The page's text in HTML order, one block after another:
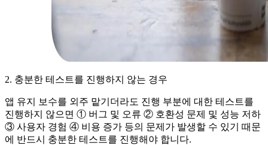
2. 충분한 테스트를 진행하지 않는 경우
앱 유지 보수를 외주 맡기더라도 진행 부분에 대한 테스트를
진행하지 않으면 ① 버그 및 오류 ② 호환성 문제 및 성능 저하
③ 사용자 경험 ④ 비용 증가 등의 문제가 발생할 수 있기 때문
에 반드시 충분한 테스트를 진행해야 합니다.